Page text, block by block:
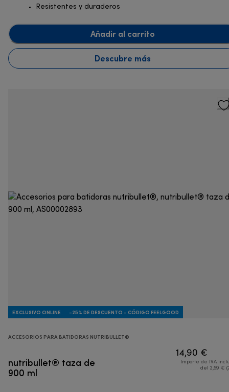
Resistentes y duraderos
Añadir al carrito
Descubre más
EXCLUSIVO ONLINE -25% DE DESCUENTO - CÓDIGO FEELGOOD
ACCESORIOS PARA BATIDORAS NUTRIBULLET®
nutribullet® taza de
900 ml
14,90 €
Importe de IVA
del 2,59 €